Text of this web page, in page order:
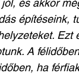
és akkor
építéseink,
Ezt
A
ha